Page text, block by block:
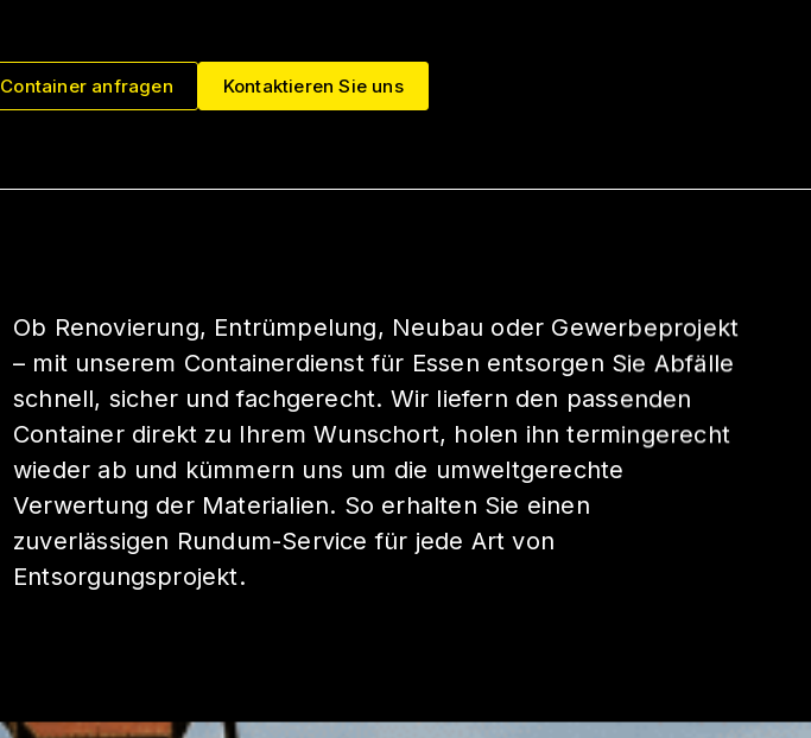
Container anfragen Kontaktieren Sie uns
Ob Renovierung, Entrümpelung, Neubau oder Gewerbeprojekt
– mit unserem Containerdienst für Essen entsorgen Sie Abfälle
schnell, sicher und fachgerecht. Wir liefern den passenden
Container direkt zu Ihrem Wunschort, holen ihn termingerecht
wieder ab und kümmern uns um die umweltgerechte
Verwertung der Materialien. So erhalten Sie einen
zuverlässigen Rundum-Service für jede Art von
Entsorgungsprojekt.